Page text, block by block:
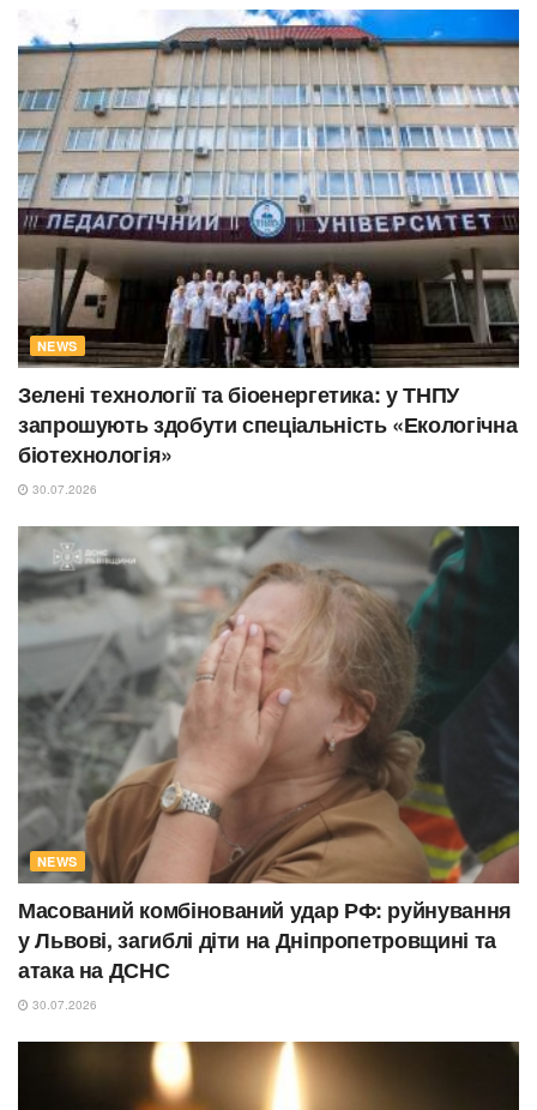
NEWS
Зелені технології та біоенергетика: у ТНПУ
запрошують здобути спеціальність «Екологічна
біотехнологія»
30.07.2026
NEWS
Масований комбінований удар РФ: руйнування
у Львові, загиблі діти на Дніпропетровщині та
атака на ДСНС
30.07.2026